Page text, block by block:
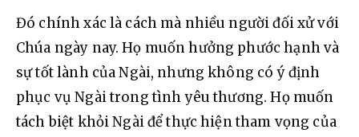
Đó chính xác là cách mà nhiều người đối xử với
Chúa ngày nay. Họ muốn hưởng phước hạnh và
sự tốt lành của Ngài, nhưng không có ý định
phục vụ Ngài trong tình yêu thương. Họ muốn
tách biệt khỏi Ngài để thực hiện tham vọng của